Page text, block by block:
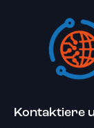
Kontaktiere